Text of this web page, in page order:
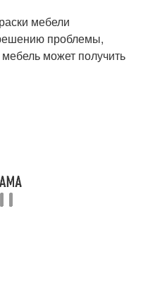
мебели
проблемы,
может получить